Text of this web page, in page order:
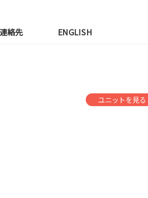
連絡先 ENGLISH
ユニットを見る